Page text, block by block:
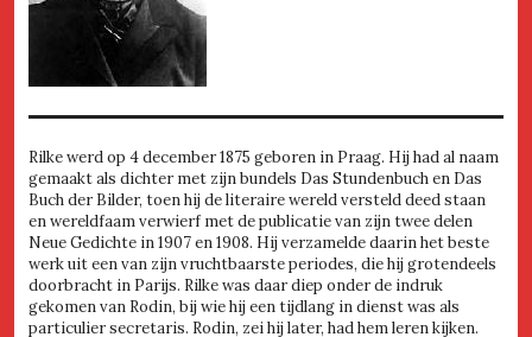
Rilke werd op 4 december 1875 geboren in Praag. Hij had al naam
gemaakt als dichter met zijn bundels Das Stundenbuch en Das
Buch der Bilder, toen hij de literaire wereld versteld deed staan
en wereldfaam verwierf met de publicatie van zijn twee delen
Neue Gedichte in 1907 en 1908. Hij verzamelde daarin het beste
werk uit een van zijn vruchtbaarste periodes, die hij grotendeels
doorbracht in Parijs. Rilke was daar diep onder de indruk
gekomen van Rodin, bij wie hij een tijdlang in dienst was als
particulier secretaris. Rodin, zei hij later, had hem leren kijken.